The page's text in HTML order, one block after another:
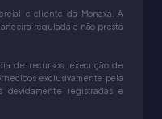
e cliente da Monaxa. A
regulada e não presta
de recursos, execução de
exclusivamente pela
devidamente registradas e